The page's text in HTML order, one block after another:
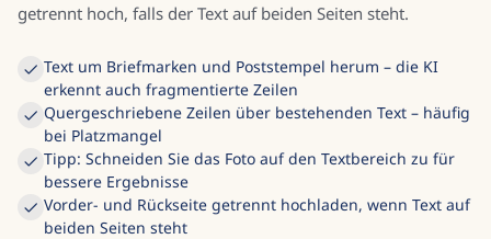
getrennt hoch, falls der Text auf beiden Seiten steht.
Text um Briefmarken und Poststempel herum – die KI
erkennt auch fragmentierte Zeilen
Quergeschriebene Zeilen über bestehenden Text – häufig
bei Platzmangel
Tipp: Schneiden Sie das Foto auf den Textbereich zu für
bessere Ergebnisse
Vorder- und Rückseite getrennt hochladen, wenn Text auf
beiden Seiten steht